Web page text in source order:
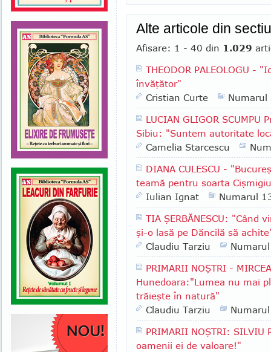
Alte articole din
Afisare: 1 - 40 din 1.029
THEODOR PALEOLOGU -
învăţător"
Cristian Curte
Numarul
LUCIAN GLIGOR
Sibiu: "Suntem autoritate
Camelia Starcescu
DIANA CULESCU -
teamă pentru soarta
Iulian Ignat
Numarul
TIA ŞERBĂNESCU: "Când
şi-o lasă pe Dăncilă să
Claudiu Tarziu
PRIMARII NOŞTRI -
Hunedoara:"Lumea nu mai
trăieşte în natură"
Claudiu Tarziu
PRIMARII NOŞTRI: SILVIU
oamenii ei de valoare!"